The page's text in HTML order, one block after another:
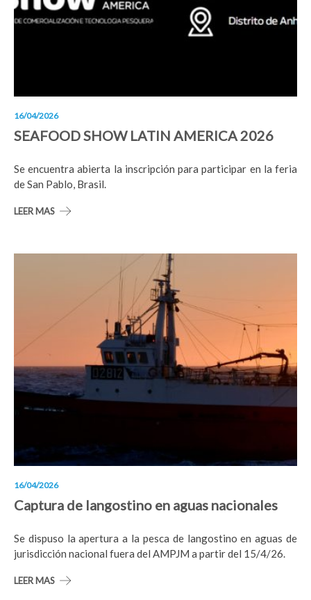
16/04/2026
SEAFOOD SHOW LATIN AMERICA 2026
Se encuentra abierta la inscripción para participar en la feria
de San Pablo, Brasil.
LEER MAS
16/04/2026
Captura de langostino en aguas nacionales
Se dispuso la apertura a la pesca de langostino en aguas de
jurisdicción nacional fuera del AMPJM a partir del 15/4/26.
LEER MAS